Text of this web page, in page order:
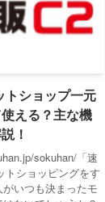
トショップ一元
える？主な機
！
sokuhan/「速
トショッピングをす
いつも決まったモ